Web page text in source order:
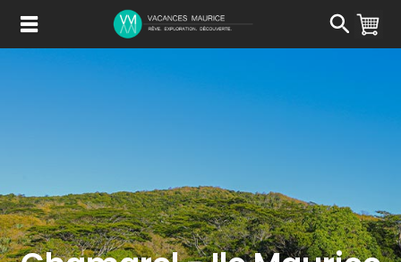
Contenu